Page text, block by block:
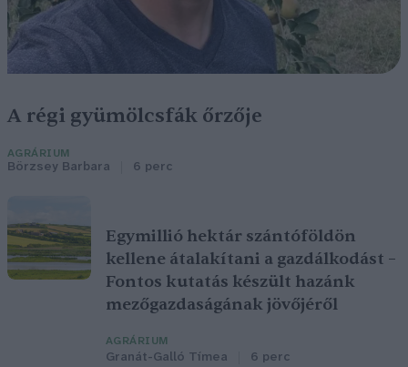
A régi gyümölcsfák őrzője
AGRÁRIUM
Börzsey Barbara 6 perc
Egymillió hektár szántóföldön
kellene átalakítani a gazdálkodást –
Fontos kutatás készült hazánk
mezőgazdaságának jövőjéről
AGRÁRIUM
Granát-Galló Tímea 6 perc